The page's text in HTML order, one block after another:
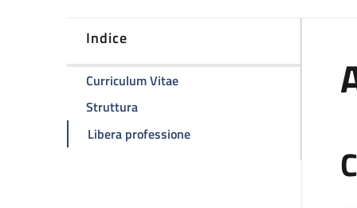
Indice
Curriculum Vitaedella pagina Antonio Ciardella
Strutturadella pagina Antonio Ciardella
Libera professionedella pagina Antonio Ciardella